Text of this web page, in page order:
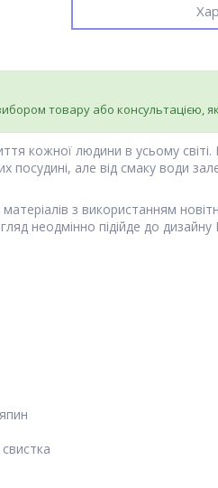
товару або консультацією,
кожної людини в усьому
посудині, але від смаку води
з використанням
неодмінно підійде до дизайну